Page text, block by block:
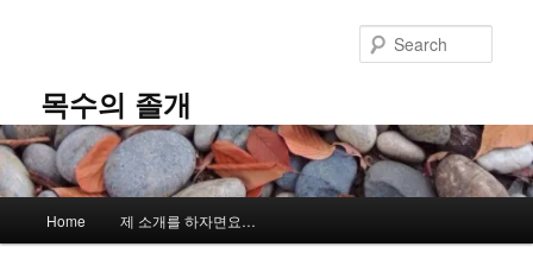
content목수의 졸개
Home 제 소개를 하자면요…